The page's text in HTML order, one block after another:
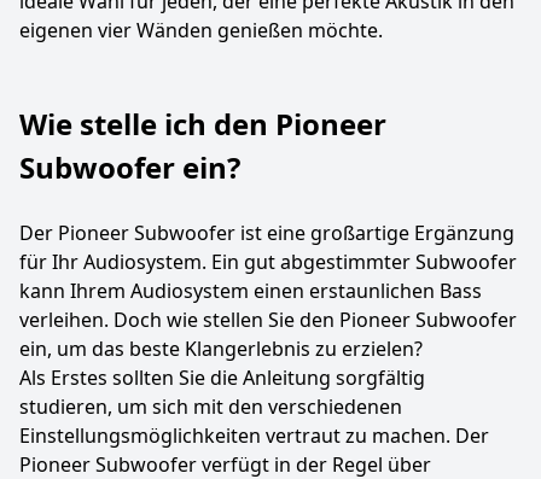
eigenen vier Wänden genießen möchte.
Wie stelle ich den Pioneer
Subwoofer ein?
Der Pioneer Subwoofer ist eine großartige Ergänzung
für Ihr Audiosystem. Ein gut abgestimmter Subwoofer
kann Ihrem Audiosystem einen erstaunlichen Bass
verleihen. Doch wie stellen Sie den Pioneer Subwoofer
ein, um das beste Klangerlebnis zu erzielen?
Als Erstes sollten Sie die Anleitung sorgfältig
studieren, um sich mit den verschiedenen
Einstellungsmöglichkeiten vertraut zu machen. Der
Pioneer Subwoofer verfügt in der Regel über